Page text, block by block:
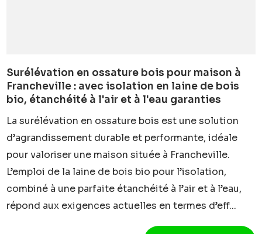
Surélévation en ossature bois pour maison à
Francheville : avec isolation en laine de bois
bio, étanchéité à l'air et à l'eau garanties
La surélévation en ossature bois est une solution
d’agrandissement durable et performante, idéale
pour valoriser une maison située à Francheville.
L’emploi de la laine de bois bio pour l’isolation,
combiné à une parfaite étanchéité à l’air et à l’eau,
répond aux exigences actuelles en termes d’eff...